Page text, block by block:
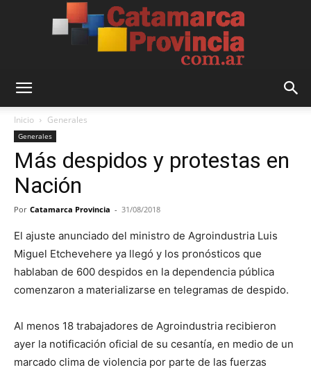
Provincia
Inicio Generales
Generales
Más despidos y protestas en
Nación
Por Catamarca Provincia - 31/08/2018
El ajuste anunciado del ministro de Agroindustria Luis
Miguel Etchevehere ya llegó y los pronósticos que
hablaban de 600 despidos en la dependencia pública
comenzaron a materializarse en telegramas de despido.
Al menos 18 trabajadores de Agroindustria recibieron
ayer la notificación oficial de su cesantía, en medio de un
marcado clima de violencia por parte de las fuerzas